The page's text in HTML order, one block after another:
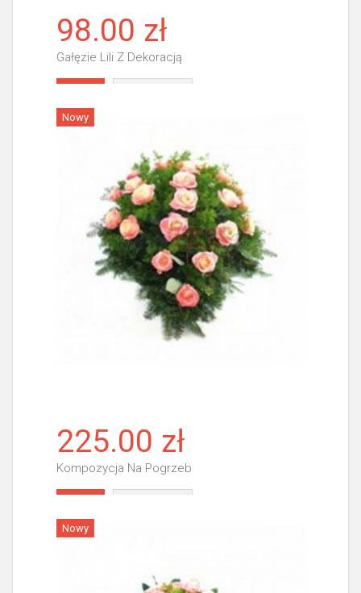
98.00 zł
Gałęzie Lili Z Dekoracją
Nowy
225.00 zł
Kompozycja Na Pogrzeb
Nowy